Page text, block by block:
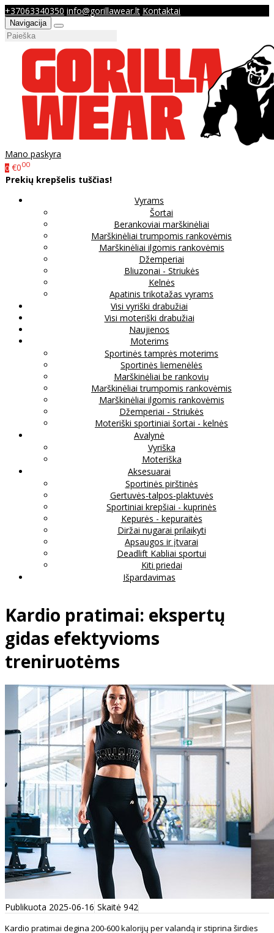
+37063340350 info@gorillawear.lt Kontaktai
Navigacija
Mano paskyra
0 €000
Prekių krepšelis tuščias!
Vyrams
Šortai
Berankoviai marškinėliai
Marškinėliai trumpomis rankovėmis
Marškinėliai ilgomis rankovėmis
Džemperiai
Bliuzonai - Striukės
Kelnės
Apatinis trikotažas vyrams
Visi vyriški drabužiai
Visi moteriški drabužiai
Naujienos
Moterims
Sportinės tamprės moterims
Sportinės liemenėlės
Marškinėliai be rankovių
Marškinėliai trumpomis rankovėmis
Marškinėliai ilgomis rankovėmis
Džemperiai - Striukės
Moteriški sportiniai šortai - kelnės
Avalynė
Vyriška
Moteriška
Aksesuarai
Sportinės pirštinės
Gertuvės-talpos-plaktuvės
Sportiniai krepšiai - kuprinės
Kepurės - kepuraitės
Diržai nugarai prilaikyti
Apsaugos ir įtvarai
Deadlift Kabliai sportui
Kiti priedai
Išpardavimas
Kardio pratimai: ekspertų
gidas efektyvioms
treniruotėms
Publikuota 2025-06-16 Skaitė 942
Kardio pratimai degina 200-600 kalorijų per valandą ir stiprina širdies